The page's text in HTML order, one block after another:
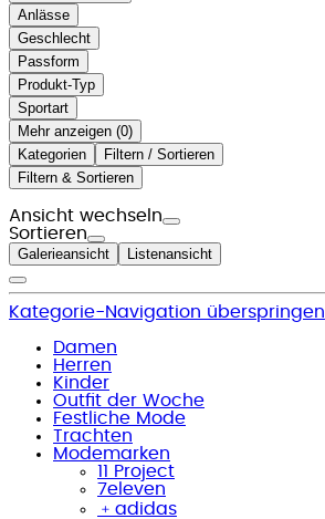
Anlässe
Geschlecht
Passform
Produkt-Typ
Sportart
Mehr anzeigen ( )
Kategorien
Filtern / Sortieren
Filtern & Sortieren
Ansicht wechseln
Sortieren
Galerieansicht Listenansicht
Kategorie-Navigation überspringen
Damen
Herren
Kinder
Outfit der Woche
Festliche Mode
Trachten
Modemarken
11 Project
7eleven
﹢ adidas